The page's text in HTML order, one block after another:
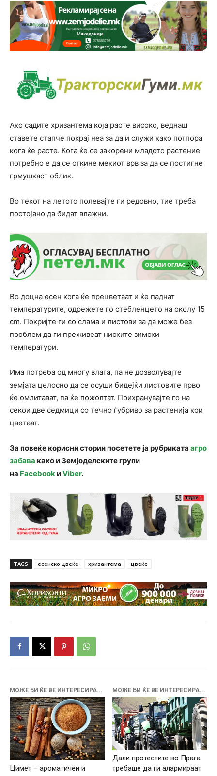
Ако садите хризантема која расте високо, веднаш
ставете стапче покрај неа за да и служи како потпора
кога ќе расте. Кога ќе се закорени младото растение
потребно е да се откине мекиот врв за да се постигне
грмушкаст облик.
Во текот на летото полевајте ги редовно, тие треба
постојано да бидат влажни.
Во доцна есен кога ќе прецветаат и ќе паднат
температурите, одрежете го стебленцето на околу 15
cm. Покријте ги со слама и листови за да може без
проблем да ги преживеат ниските зимски
температури.
Има потреба од многу влага, па не дозволувајте
земјата целосно да се осуши бидејќи листовите прво
ќе омлитават, па ќе пожолтат. Прихранувајте го на
секои две седмици со течно ѓубриво за растенија кои
цветаат.
За повеќе корисни стории посетете ја рубриката агро
забава како и Земјоделските групи
на FacebookиViber.
TAGS есенско цвеќе хризантема цвеќе
МОЖЕ БИ ЌЕ ВЕ ИНТЕРЕСИРА...
Цимет – ароматичен и
МОЖЕ БИ ЌЕ ВЕ ИНТЕРЕСИРА...
Дали протестите во Прага
требаше да ги алармираат